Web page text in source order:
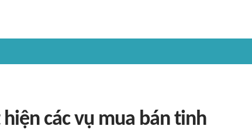
các vụ mua bán tinh